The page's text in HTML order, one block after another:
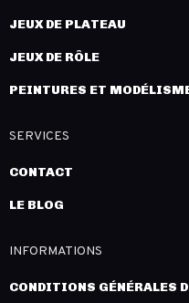
JEUX DE PLATEAU
JEUX DE RÔLE
PEINTURES ET
SERVICES
CONTACT
LE BLOG
INFORMATIONS
CONDITIONS GÉNÉRALES